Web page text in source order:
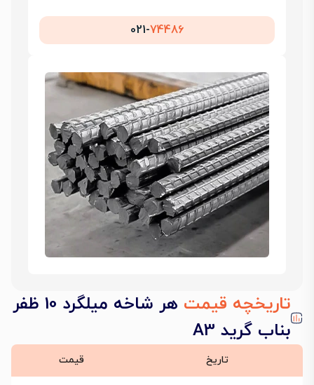
021-74486
تاریخچه قیمت
هر شاخه میلگرد 10 ظفر
بناب گرید A3
تاریخ قیمت